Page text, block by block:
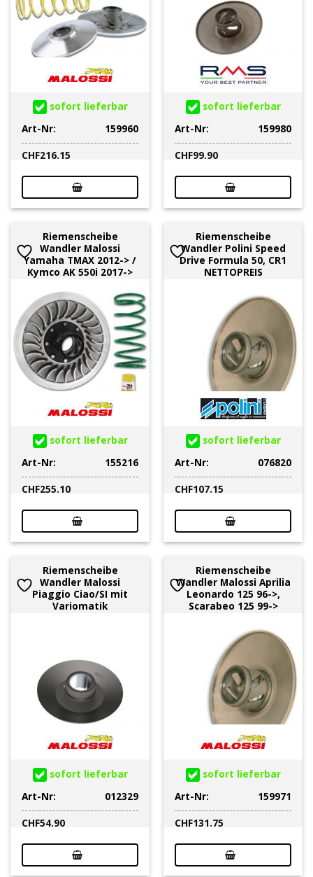
sofort lieferbar
Art-Nr:
159960
CHF216.15
sofort lieferbar
Art-Nr:
159980
CHF99.90
Riemenscheibe
Wandler Malossi
Yamaha TMAX 2012-> /
Kymco AK 550i 2017->
sofort lieferbar
Art-Nr:
155216
CHF255.10
Riemenscheibe
Wandler Polini Speed
Drive Formula 50, CR1
NETTOPREIS
sofort lieferbar
Art-Nr:
076820
CHF107.15
Riemenscheibe
Wandler Malossi
Piaggio Ciao/SI mit
Variomatik
sofort lieferbar
Art-Nr:
012329
CHF54.90
Riemenscheibe
Wandler Malossi Aprilia
Leonardo 125 96->,
Scarabeo 125 99->
sofort lieferbar
Art-Nr:
159971
CHF131.75